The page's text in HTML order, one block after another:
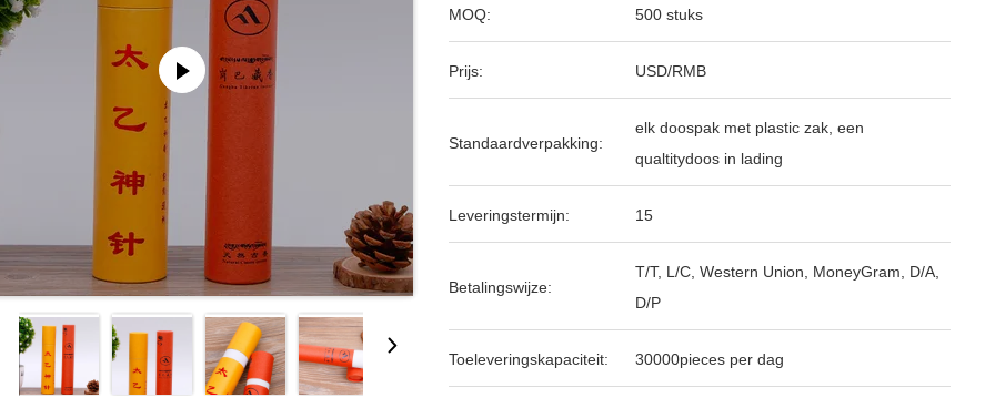
MOQ: 500 stuks
Prijs: USD/RMB
Standaardverpakking:
elk doospak met plastic zak, een
qualtitydoos in lading
Leveringstermijn: 15
Betalingswijze:
T/T, L/C, Western Union, MoneyGram, D/A,
D/P
Toeleveringskapaciteit: 30000pieces per dag